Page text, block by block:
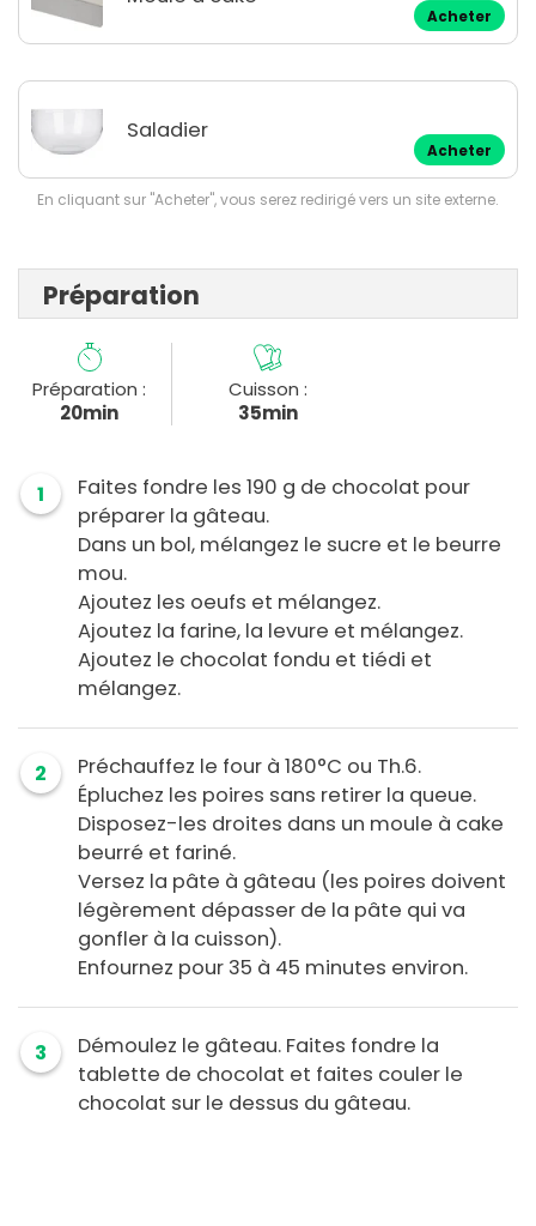
Acheter
Saladier
Acheter
En cliquant sur "Acheter", vous serez redirigé vers un site externe.
Préparation
Préparation :
20min
Cuisson :
35min
1
Faites fondre les 190 g de chocolat pour
préparer la gâteau.
Dans un bol, mélangez le sucre et le beurre
mou.
Ajoutez les oeufs et mélangez.
Ajoutez la farine, la levure et mélangez.
Ajoutez le chocolat fondu et tiédi et
mélangez.
2
Préchauffez le four à 180°C ou Th.6.
Épluchez les poires sans retirer la queue.
Disposez-les droites dans un moule à cake
beurré et fariné.
Versez la pâte à gâteau (les poires doivent
légèrement dépasser de la pâte qui va
gonfler à la cuisson).
Enfournez pour 35 à 45 minutes environ.
3
Démoulez le gâteau. Faites fondre la
tablette de chocolat et faites couler le
chocolat sur le dessus du gâteau.